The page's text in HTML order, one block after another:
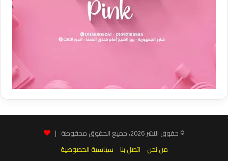
© حقوق النشر 2026، جميع الحقوق محفوظة |
من نحن
اتصل بنا سياسية الخصوصية